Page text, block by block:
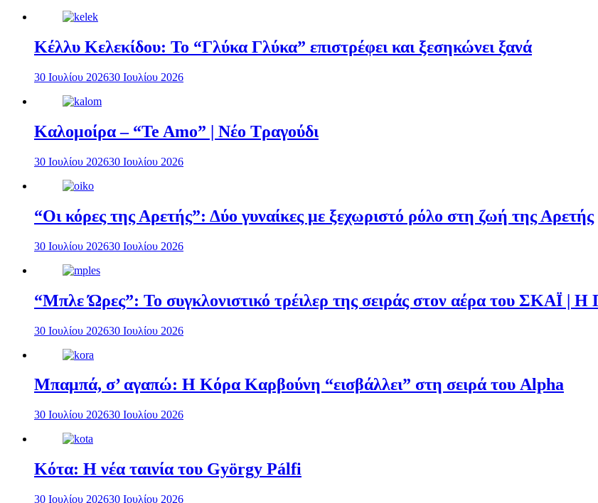
Κέλλυ Κελεκίδου: Το “Γλύκα Γλύκα” επιστρέφει και ξεσηκώνει ξανά
30 Ιουλίου 202630 Ιουλίου 2026
Καλομοίρα – “Te Amo” | Νέο Τραγούδι
30 Ιουλίου 202630 Ιουλίου 2026
“Οι κόρες της Αρετής”: Δύο γυναίκες με ξεχωριστό ρόλο στη ζωή της Αρετής
30 Ιουλίου 202630 Ιουλίου 2026
“Μπλε Ώρες”: Το συγκλονιστικό τρέιλερ της σειράς στον αέρα του ΣΚΑΪ | Η
30 Ιουλίου 202630 Ιουλίου 2026
Μπαμπά, σ’ αγαπώ: Η Κόρα Καρβούνη “εισβάλλει” στη σειρά του Alpha
30 Ιουλίου 202630 Ιουλίου 2026
Κότα: Η νέα ταινία του György Pálfi
30 Ιουλίου 202630 Ιουλίου 2026